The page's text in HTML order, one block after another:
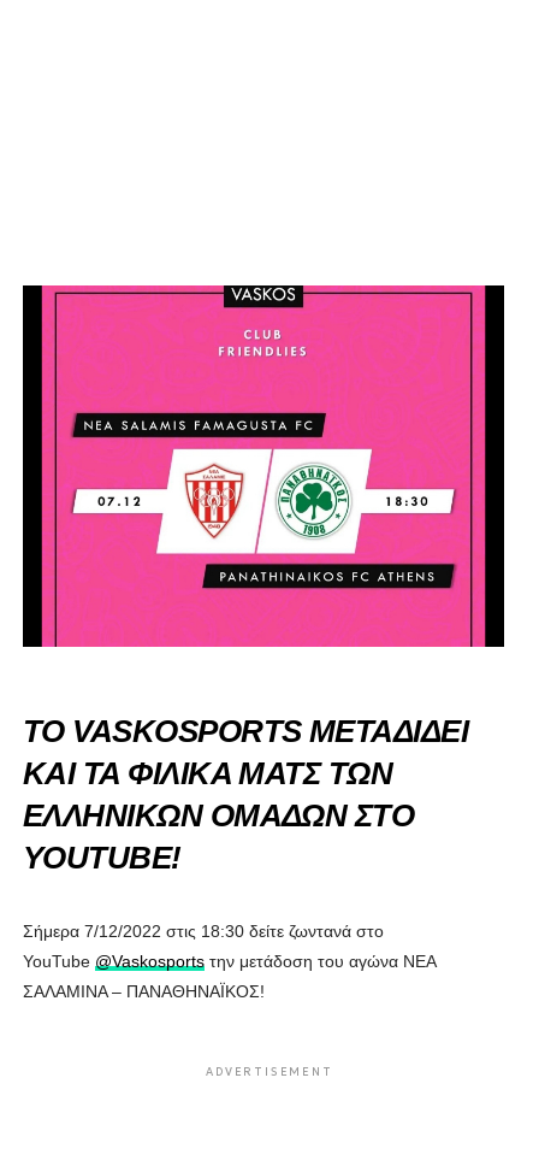
ΤΟ VASKOSPORTS ΜΕΤΑΔΙΔΕΙ
ΚΑΙ ΤΑ ΦΙΛΙΚΑ ΜΑΤΣ ΤΩΝ
ΕΛΛΗΝΙΚΩΝ ΟΜΑΔΩΝ ΣΤΟ
YOUTUBE!
Σήμερα 7/12/2022 στις 18:30 δείτε ζωντανά στο
YouTube @Vaskosportsτην μετάδοση του αγώνα ΝΕΑ
ΣΑΛΑΜΙΝΑ – ΠΑΝΑΘΗΝΑΪΚΟΣ!
ADVERTISEMENT